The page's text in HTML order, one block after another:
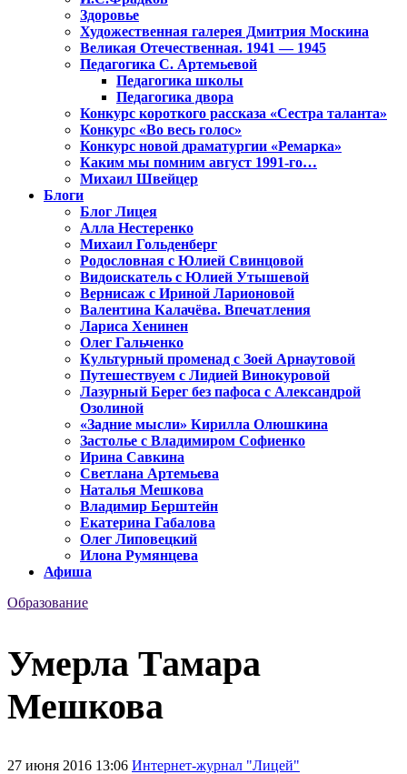
Здоровье
Художественная галерея Дмитрия Москина
Великая Отечественная. 1941 — 1945
Педагогика С. Артемьевой
Педагогика школы
Педагогика двора
Конкурс короткого рассказа «Сестра таланта»
Конкурс «Во весь голос»
Конкурс новой драматургии «Ремарка»
Каким мы помним август 1991-го…
Михаил Швейцер
Блоги
Блог Лицея
Алла Нестеренко
Михаил Гольденберг
Родословная с Юлией Свинцовой
Видоискатель с Юлией Утышевой
Вернисаж с Ириной Ларионовой
Валентина Калачёва. Впечатления
Лариса Хенинен
Олег Гальченко
Культурный променад с Зоей Арнаутовой
Путешествуем с Лидией Винокуровой
Лазурный Берег без пафоса с Александрой
Озолиной
«Задние мысли» Кирилла Олюшкина
Застолье с Владимиром Софиенко
Ирина Савкина
Светлана Артемьева
Наталья Мешкова
Владимир Берштейн
Екатерина Габалова
Олег Липовецкий
Илона Румянцева
Афиша
Образование
Умерла Тамара
Мешкова
27 июня 2016 13:06 Интернет-журнал "Лицей"